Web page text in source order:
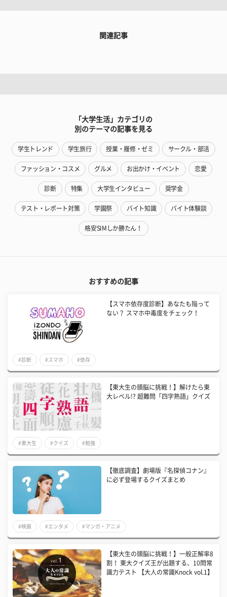
関連記事
「大学生活」カテゴリの
別のテーマの記事を見る
学生トレンド 学生旅行 授業・履修・ゼミ サークル・部活
ファッション・コスメ グルメ お出かけ・イベント 恋愛
診断 特集 大学生インタビュー 奨学金
テスト・レポート対策 学園祭 バイト知識 バイト体験談
格安SIMしか勝たん！
おすすめの記事
【スマホ依存度診断】あなたも陥って
ない？ スマホ中毒度をチェック！
#診断 #スマホ #依存
【東大生の頭脳に挑戦！】解けたら東
大レベル!? 超難問「四字熟語」クイズ
#東大生 #クイズ #勉強
【徹底調査】劇場版『名探偵コナン』
に必ず登場するクイズまとめ
#映画 #エンタメ #マンガ・アニメ
【東大生の頭脳に挑戦！】一般正解率8
割！ 東大クイズ王が出題する、10問常
識力テスト 【大人の常識Knock vol.1】